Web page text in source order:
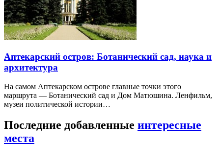
Аптекарский остров: Ботанический сад, наука и
архитектура
На самом Аптекарском острове главные точки этого
маршрута — Ботанический сад и Дом Матюшина. Ленфильм,
музеи политической истории…
Последние добавленные интересные
места